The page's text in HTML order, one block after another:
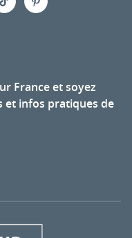
France et soyez
et infos pratiques de